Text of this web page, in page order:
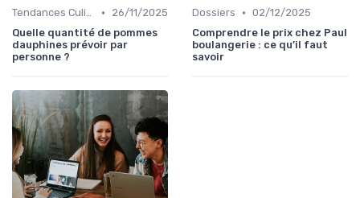
Tendances Culinaire •
26/11/2025
Quelle quantité de pommes
dauphines prévoir par
personne ?
Dossiers • 02/12/2025
Comprendre le prix chez Paul
boulangerie : ce qu’il faut
savoir